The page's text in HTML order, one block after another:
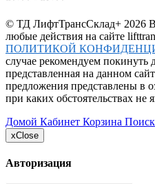
© ТД ЛифтТрансСклад+ 2026
любые действия на сайте
ПОЛИТИКОЙ
случае рекомендуем покинуть
представленная на данном
предложения представлены в
при каких обстоятельствах
Домой Кабинет Корзина Поиск
xClose
Авторизация